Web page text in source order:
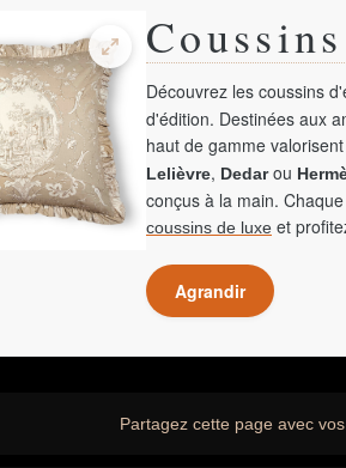
Découvrez les coussins
d'édition. Destinées aux
haut de gamme
Lelièvre, Dedarou
conçus à la main.
coussins de luxe et
Agrandir
Partagez cette page avec